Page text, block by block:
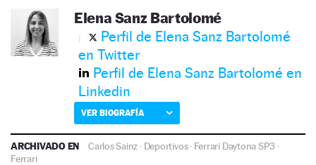
Elena Sanz Bartolomé
Perfil de Elena Sanz Bartolomé
en Twitter
Perfil de Elena Sanz Bartolomé en
Linkedin
VER BIOGRAFÍA
ARCHIVADO EN Carlos Sainz · Deportivos· Ferrari Daytona SP3 ·
Ferrari